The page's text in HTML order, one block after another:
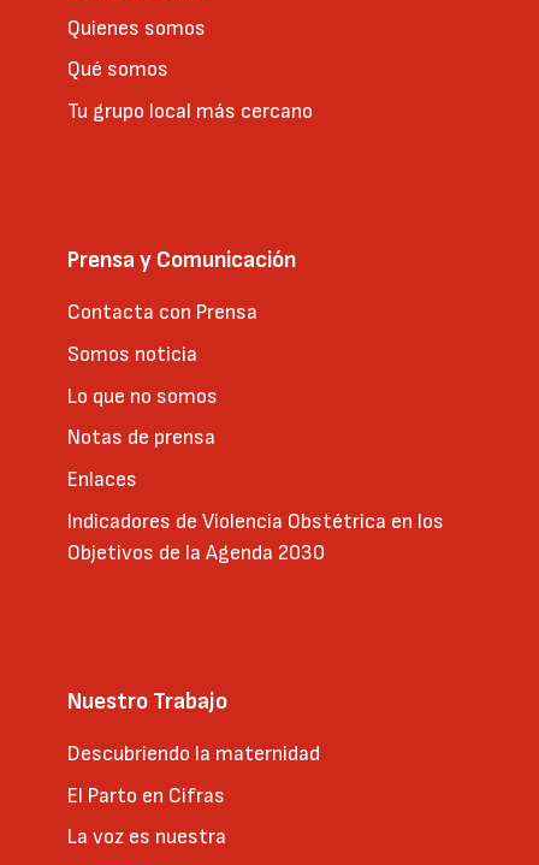
Quienes somos
Qué somos
Tu grupo local más cercano
Prensa y Comunicación
Contacta con Prensa
Somos noticia
Lo que no somos
Notas de prensa
Enlaces
Indicadores de Violencia Obstétrica en los
Objetivos de la Agenda 2030
Nuestro Trabajo
Descubriendo la maternidad
El Parto en Cifras
La voz es nuestra